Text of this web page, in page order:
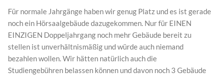
Für normale Jahrgänge haben wir genug Platz und es ist gerade
noch ein Hörsaalgebäude dazugekommen. Nur für EINEN
EINZIGEN Doppeljahrgang noch mehr Gebäude bereit zu
stellen ist unverhältnismäßig und würde auch niemand
bezahlen wollen. Wir hätten natürlich auch die
Studiengebühren belassen können und davon noch 3 Gebäude